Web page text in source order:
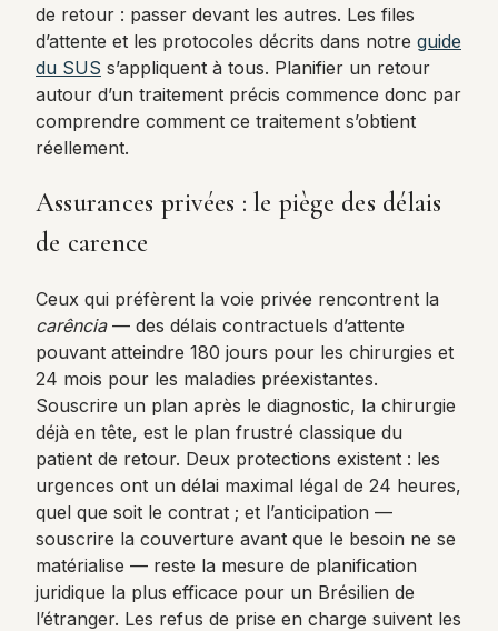
de retour : passer devant les autres. Les files
d’attente et les protocoles décrits dans notre guide
du SUS s’appliquent à tous. Planifier un retour
autour d’un traitement précis commence donc par
comprendre comment ce traitement s’obtient
réellement.
Assurances privées : le piège des délais
de carence
Ceux qui préfèrent la voie privée rencontrent la
carência— des délais contractuels d’attente
pouvant atteindre 180 jours pour les chirurgies et
24 mois pour les maladies préexistantes.
Souscrire un plan après le diagnostic, la chirurgie
déjà en tête, est le plan frustré classique du
patient de retour. Deux protections existent : les
urgences ont un délai maximal légal de 24 heures,
quel que soit le contrat ; et l’anticipation —
souscrire la couverture avant que le besoin ne se
matérialise — reste la mesure de planification
juridique la plus efficace pour un Brésilien de
l’étranger. Les refus de prise en charge suivent les